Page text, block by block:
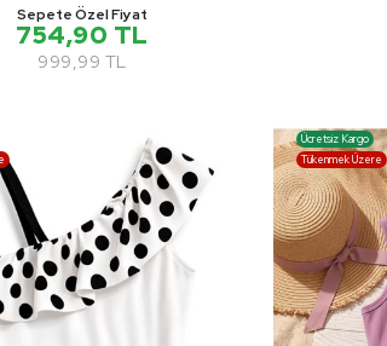
Sepete Özel Fiyat
754,90 TL
999,99 TL
Ücretsiz Kargo
Tükenmek Üzere